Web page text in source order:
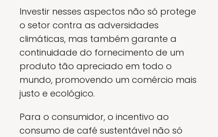
Investir nesses aspectos não só protege
o setor contra as adversidades
climáticas, mas também garante a
continuidade do fornecimento de um
produto tão apreciado em todo o
mundo, promovendo um comércio mais
justo e ecológico.
Para o consumidor, o incentivo ao
consumo de café sustentável não só